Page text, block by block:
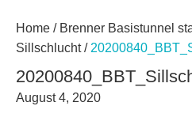
Home / Brenner Basistunnel
Sillschlucht/
August 4, 2020